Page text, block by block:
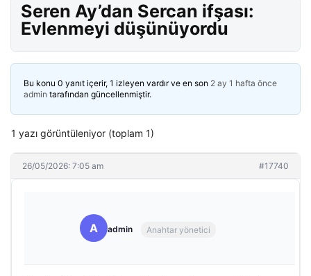
Seren Ay’dan Sercan ifşası:
Evlenmeyi düşünüyordu
Bu konu 0 yanıt içerir, 1 izleyen vardır ve en son 2 ay 1 hafta önce
admin tarafından güncellenmiştir.
1 yazı görüntüleniyor (toplam 1)
26/05/2026: 7:05 am #17740
A admin Anahtar yönetici